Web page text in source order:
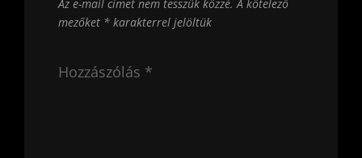
Az e-mail címet nem tesszük közzé. A kötelező
mezőket * karakterrel jelöltük
Hozzászólás *